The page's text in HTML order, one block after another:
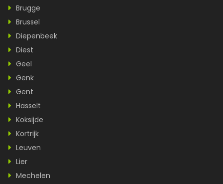
Brugge
Brussel
Diepenbeek
Diest
Geel
Genk
Gent
Hasselt
Koksijde
Kortrijk
Leuven
Lier
Mechelen